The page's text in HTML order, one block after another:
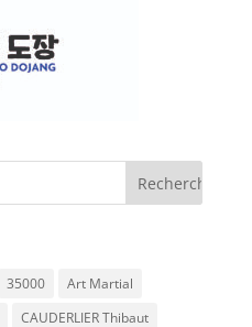
35000
Art Martial
CAUDERLIER Thibaut